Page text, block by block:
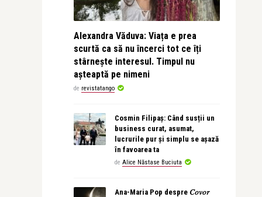
Alexandra Văduva: Viața e prea
scurtă ca să nu încerci tot ce îți
stârnește interesul. Timpul nu
așteaptă pe nimeni
de revistatango
Cosmin Filipaș: Când susții un
business curat, asumat,
lucrurile pur și simplu se așază
în favoarea ta
de Alice Năstase Buciuta
Ana-Maria Pop despre 𝐶𝑜𝑣𝑜𝑟